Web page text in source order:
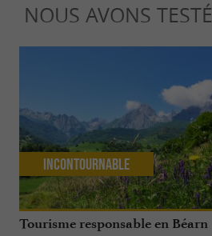
NOUS AVONS TESTÉ
Tourisme responsable en Béarn
Incontournable